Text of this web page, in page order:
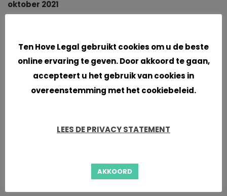
oktober 2021
april 2021
Ten Hove Legal gebruikt cookies om u de beste
online ervaring te geven. Door akkoord te gaan,
accepteert u het gebruik van cookies in
overeenstemming met het cookiebeleid.
LEES DE PRIVACY STATEMENT
AKKOORD